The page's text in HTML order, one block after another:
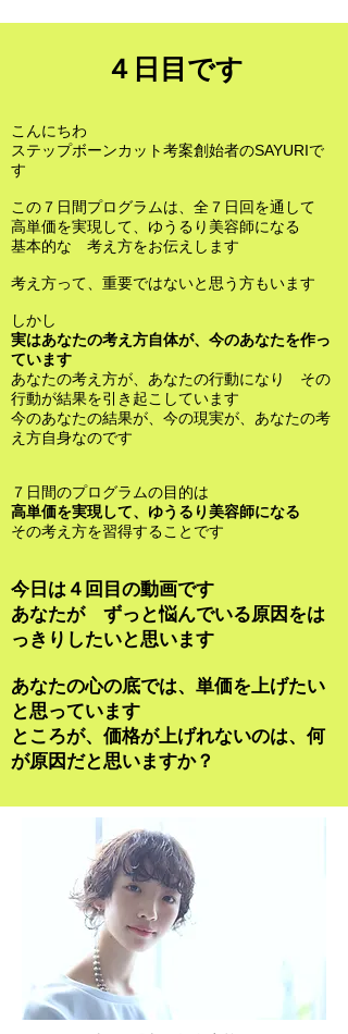
４日目です
こんにちわ
ステップボーンカット考案創始者のSAYURIで
す
この７日間プログラムは、全７日回を通して
高単価を実現して、ゆうるり美容師になる
基本的な 考え方をお伝えします
考え方って、重要ではないと思う方もいます
しかし
実はあなたの考え方自体が、今のあなたを作っ
ています
あなたの考え方が、あなたの行動になり その
行動が結果を引き起こしています
今のあなたの結果が、今の現実が、あなたの考
え方自身なのです
７日間のプログラムの目的は
高単価を実現して、ゆうるり美容師になる
その考え方を習得することです
今日は４回目の動画です
あなたが ずっと悩んでいる原因をは
っきりしたいと思います
あなたの心の底では、単価を上げたい
と思っています
​ところが、価格が上げれないのは、何
が原因だと思いますか？